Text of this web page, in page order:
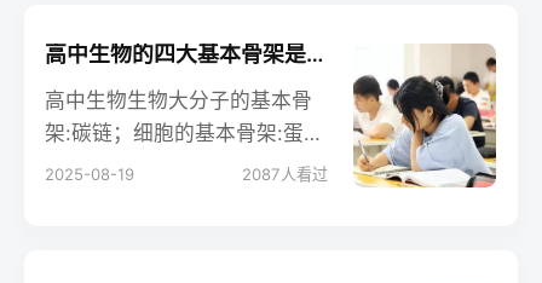
大家多做题，吸取经验。
高中生物的四大基本骨架是什么 相关知识整理
高中生物生物大分子的基本骨
架:碳链；细胞的基本骨架:蛋白
纤维；生物膜的基本骨架:磷脂
2025-08-19 2087人看过